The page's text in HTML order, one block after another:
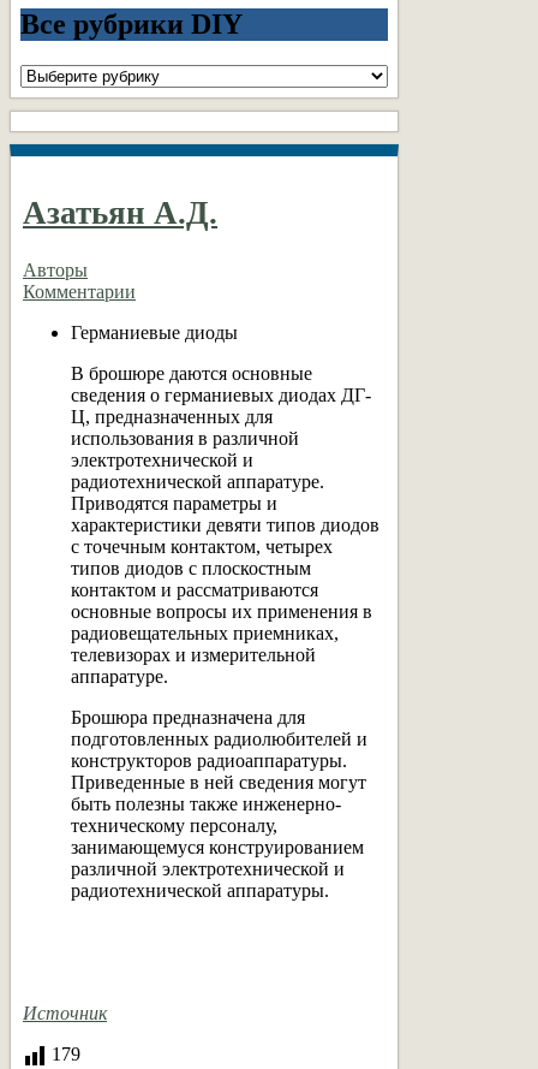
Все рубрики DIY
Все
рубрики
DIY
Азатьян А.Д.
Авторы
Комментарии
Германиевые диоды
В брошюре даются основные
сведения о германиевых диодах ДГ-
Ц, предназначенных для
использования в различной
электротехнической и
радиотехнической аппаратуре.
Приводятся параметры и
характеристики девяти типов диодов
с точечным контактом, четырех
типов диодов с плоскостным
контактом и рассматриваются
основные вопросы их применения в
радиовещательных приемниках,
телевизорах и измерительной
аппаратуре.
Брошюра предназначена для
подготовленных радиолюбителей и
конструкторов радиоаппаратуры.
Приведенные в ней сведения могут
быть полезны также инженерно-
техническому персоналу,
занимающемуся конструированием
различной электротехнической и
радиотехнической аппаратуры.
Источник
179